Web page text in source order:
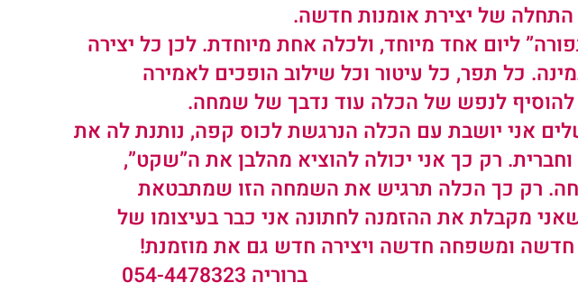
התחלה של יצירת אומנות חדשה.
ליום אחד מיוחד, ולכלה אחת מיוחדת. לכן כל יצירה
כל תפר, כל עיטור וכל שילוב הופכים לאמירה
להוסיף לנפש של הכלה עוד נדבך של שמחה.
אני יושבת עם הכלה הנרגשת לכוס קפה, נותנת לה את
רק כך אני יכולה להוציא מהלבן את ה”שקט”,
רק כך הכלה תרגיש את השמחה הזו שמתבטאת
מקבלת את ההזמנה לחתונה אני כבר בעיצומו של
ומשפחה חדשה ויצירה חדש גם את מוזמנת!
ברוריה 054-4478323